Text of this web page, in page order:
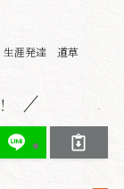
生涯発達 道草